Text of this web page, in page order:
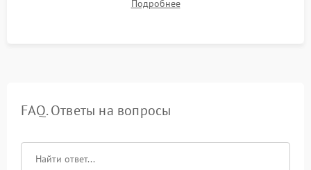
конденсата) и отсутствия посторонних скрипов, стуков или
Подробнее
FAQ. Ответы на вопросы